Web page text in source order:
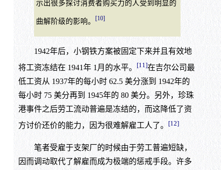
示出很多探讨消费者购买力的人受到明显的
曲解阶级的影响。 [10]
1942年后，小钢铁方案被固定下来并且有效地
将工资冻结在 1941年 1月的水平。
[11]在吉尔公司最
低工资从 1937年的每小时 62.5 美分涨到 1942年的
每小时 75 美分再到 1945年的 80 美分。另外，珍珠
港事件之后劳工流动普遍是冻结的，而这降低了资
方讨价还价的能力，因为很难解雇工人了。 [12]
笔者受雇于支架厂的时候由于劳工普遍短缺，
因而调动取代了解雇而成为极端的惩戒手段。许多